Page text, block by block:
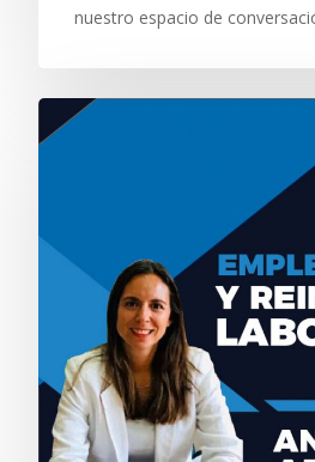
nuestro espacio de